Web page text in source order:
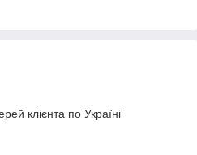
клієнта по Україні